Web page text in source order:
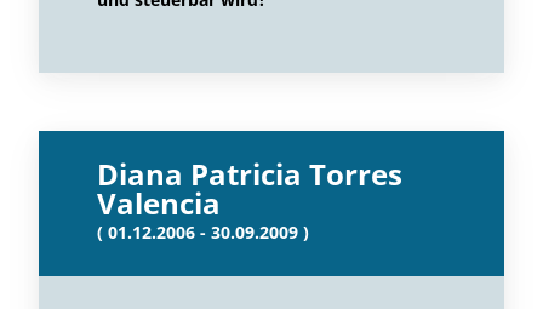
Diana Patricia Torres
Valencia
( 01.12.2006 - 30.09.2009 )